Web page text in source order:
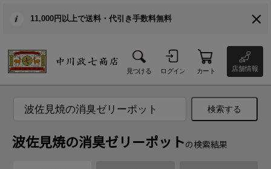
11,000円以上で送料・代引き手数料無料
見つける ログイン カート 店舗情報
検索する
波佐見焼の消臭ゼリーポットの検索結果